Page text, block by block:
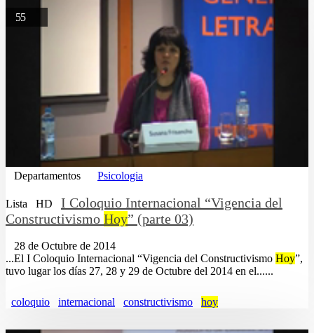
55
Departamentos Psicologia
Lista HD
I Coloquio Internacional “Vigencia del
Constructivismo Hoy” (parte 03)
28 de Octubre de 2014
...El I Coloquio Internacional “Vigencia del Constructivismo Hoy”,
tuvo lugar los días 27, 28 y 29 de Octubre del 2014 en el......
coloquio internacional constructivismo hoy